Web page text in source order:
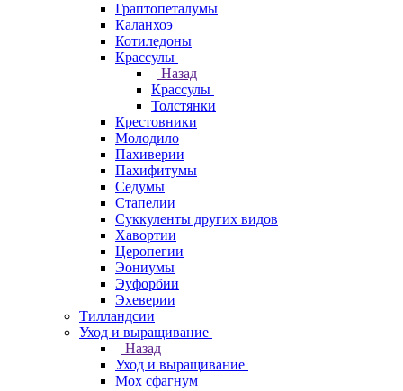
Граптопеталумы
Каланхоэ
Котиледоны
Крассулы
Назад
Крассулы
Толстянки
Крестовники
Молодило
Пахиверии
Пахифитумы
Седумы
Стапелии
Суккуленты других видов
Хавортии
Церопегии
Эониумы
Эуфорбии
Эхеверии
Тилландсии
Уход и выращивание
Назад
Уход и выращивание
Мох сфагнум